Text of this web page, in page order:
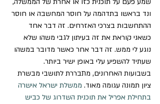
ונד בראשו בתדהמה על חוסר המחשבה או חוסר
ההתחשבות בצרכי האזרחים. זה דבר אחד
כשאני קוראת את זה בעיתון לגבי משהו שלא
נוגע לי ממש. זה דבר אחר כאשר מדובר במשהו
שעתיד להשפיע עלי באופן ישיר ביותר.
בשבועות האחרונים, מתבררת לתושבי מבשרת
ציון תמונה עגומה מאוד. ממשלת ישראל אישרה
בתחילת אפריל את תוכנית השדרוג של כביש